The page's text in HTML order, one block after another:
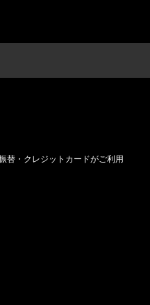
替・クレジットカードがご利用